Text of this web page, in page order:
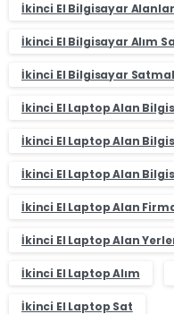
İkinci El Bilgisayar Alanlar
İkinci El Bilgisayar Alım
İkinci El Bilgisayar
İkinci El Laptop Alan
İkinci El Laptop Alan
İkinci El Laptop Alan
İkinci El Laptop Alan
İkinci El Laptop Alan
İkinci El Laptop Alım
İkinci El Laptop Sat